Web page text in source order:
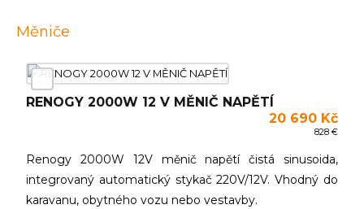
Měniče
RENOGY 2000W 12 V MĚNIČ NAPĚTÍ
20 690 Kč
828 €
Renogy 2000W 12V měnič napětí čistá sinusoida,
integrovaný automatický stykač 220V/12V. Vhodný do
karavanu, obytného vozu nebo vestavby.